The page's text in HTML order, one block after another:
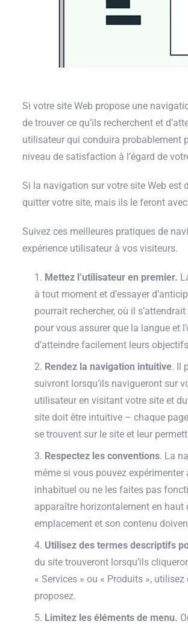
Si votre site Web propose une
de trouver ce qu’ils recherchent et
utilisateur qui conduira probablement
niveau de satisfaction à l’égard de
Si la navigation sur votre site Web est
quitter votre site, mais ils le feront
Suivez ces meilleures pratiques de
expérience utilisateur à vos visiteurs.
Mettez l’utilisateur en premier.
à tout moment et d’essayer
pourrait rechercher, où il
pour vous assurer que la langue et
d’atteindre facilement leurs
Rendez la navigation intuitive. Il
suivront lorsqu’ils navigueront sur
utilisateur en visitant votre site et
site doit être intuitive – chaque
se trouvent sur le site et leur
Respectez les conventions. La
même si vous pouvez
inhabituel ou ne les faites pas
apparaître horizontalement en haut
emplacement et son contenu
Utilisez des termes descriptifs
du site trouveront lorsqu’ils
« Services » ou « Produits »,
proposez.
Limitez les éléments de menu.